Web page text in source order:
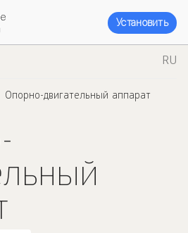
Установить
RU
Опорно-двигательный аппарат